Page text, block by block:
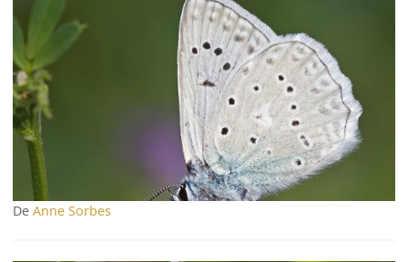
DeAnne Sorbes